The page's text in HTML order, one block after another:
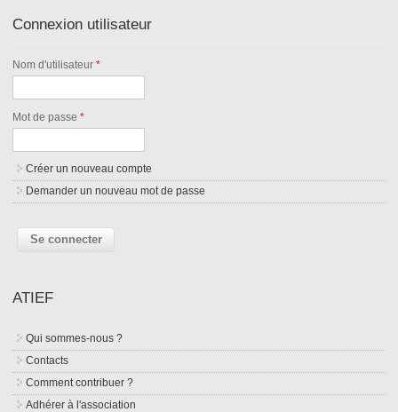
Connexion utilisateur
Nom d'utilisateur*
Mot de passe*
Créer un nouveau compte
Demander un nouveau mot de passe
ATIEF
Qui sommes-nous ?
Contacts
Comment contribuer ?
Adhérer à l'association